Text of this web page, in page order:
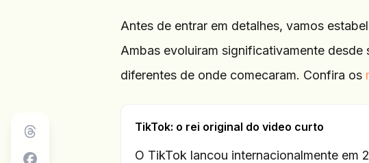
Antes de entrar em detalhes, vamos
Ambas evoluiram significativamente
diferentes de onde comecaram. Confira os
TikTok: o rei original do video curto
O TikTok lancou internacionalmente em